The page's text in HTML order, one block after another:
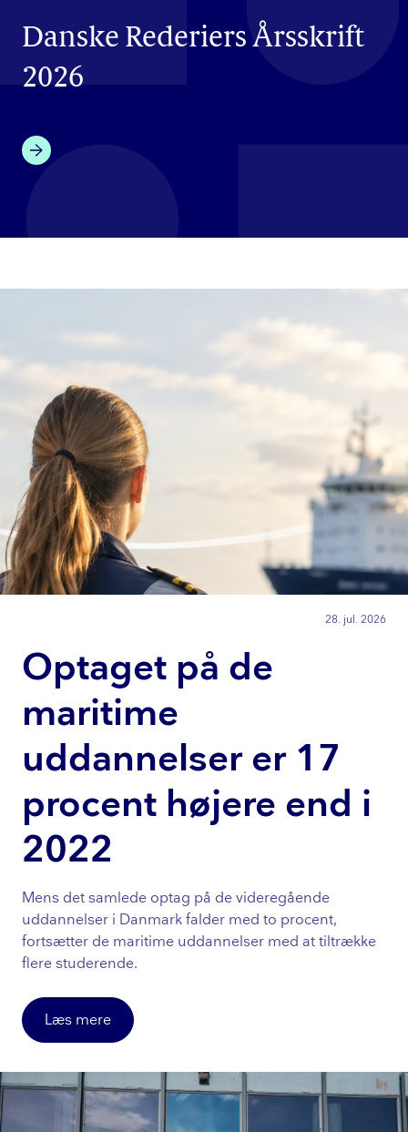
Danske Rederiers Årsskrift
2026
28. jul. 2026
Optaget på de
maritime
uddannelser er 17
procent højere end i
2022
Mens det samlede optag på de videregående
uddannelser i Danmark falder med to procent,
fortsætter de maritime uddannelser med at tiltrække
flere studerende.
Læs mere